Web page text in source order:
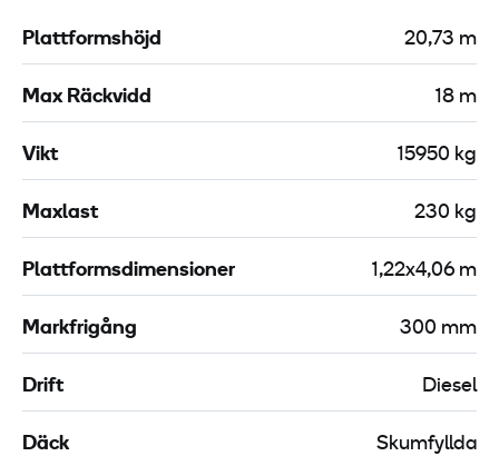
o
k
m
d
s
e
-
0
m
X
Plattformshöjd 20,73 m
Max Räckvidd 18 m
Vikt 15950 kg
Maxlast 230 kg
Plattformsdimensioner 1,22x4,06 m
Markfrigång 300 mm
Drift Diesel
Däck Skumfyllda